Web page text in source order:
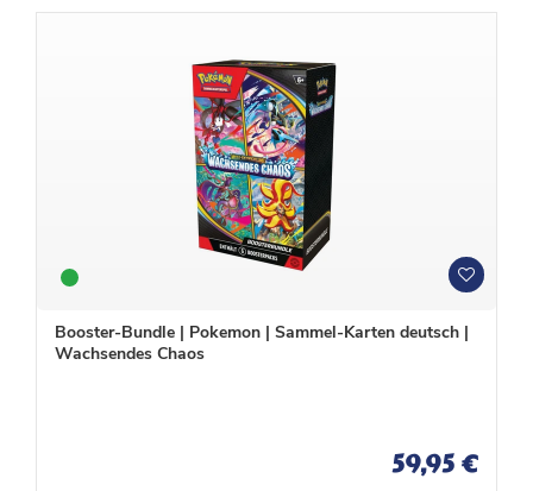
W
n
s
s
t
Booster-Bundle | Pokemon | Sammel-Karten deutsch |
Wachsendes Chaos
59,95 €
W
n
s
s
t